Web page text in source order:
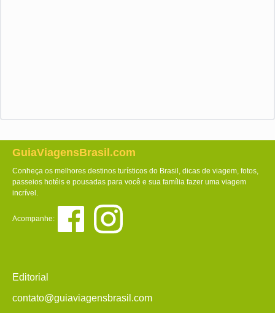
GuiaViagensBrasil.com
Conheça os melhores destinos turísticos do Brasil, dicas de viagem, fotos,
passeios hotéis e pousadas para você e sua família fazer uma viagem
incrível.
Acompanhe:
Editorial
contato@guiaviagensbrasil.com